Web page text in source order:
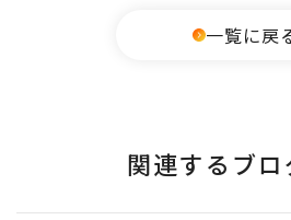
一覧に戻
関連するブ